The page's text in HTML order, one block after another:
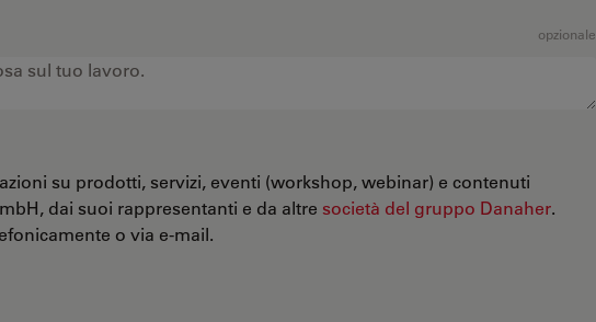
opzionale
su prodotti, servizi, eventi (workshop, webinar) e contenuti
dai suoi rappresentanti e da altre società del gruppo Danaher.
o via e-mail.